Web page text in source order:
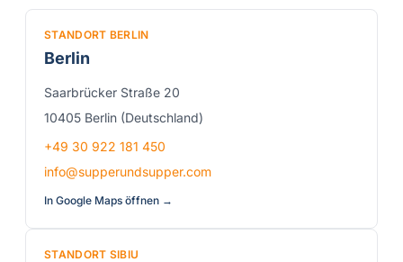
STANDORT BERLIN
Berlin
Saarbrücker Straße 20
10405 Berlin (Deutschland)
+49 30 922 181 450
info@supperundsupper.com
In Google Maps öffnen →
STANDORT SIBIU